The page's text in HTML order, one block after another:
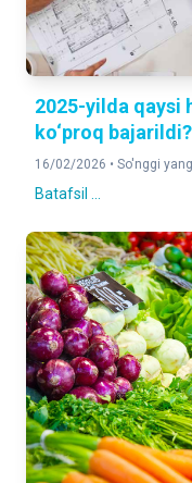
2025-yilda qaysi
ko‘proq bajarildi?
16/02/2026 • So'nggi
Batafsil ...